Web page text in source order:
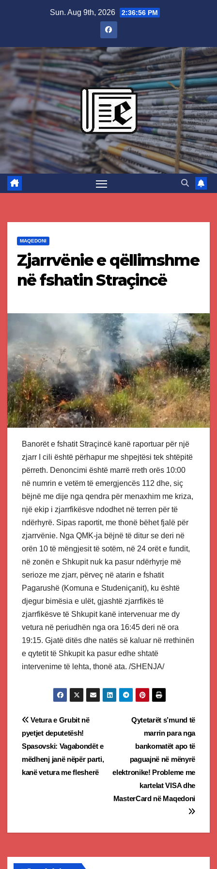
Sun. Aug 9th, 2026 2:36:57 PM
MAQEDONI
Zjarrvënie e qëllimshme
në fshatin Straçincë
Banorët e fshatit Straçincë kanë raportuar për një
zjarr I cili është përhapur me shpejtësi tek shtëpitë
përreth. Denoncimi është marrë rreth orës 10:00
në numrin e vetëm të emergjencës 112 dhe, siç
bëjnë me dije nga qendra për menaxhim me kriza,
një ekip i zjarrfikësve ndodhet në terren për të
ndërhyrë. Sipas raportit, me thonë bëhet fjalë për
zjarrvënie. Nga QMK-ja bëjnë të ditur se deri në
orën 10 të mëngjesit të sotëm, në 24 orët e fundit,
në zonën e Shkupit nuk ka pasur ndërhyrje më
serioze me zjarr, përveç në atarin e fshatit
Pagarushë (Komuna e Studeniçanit), ku është
djegur bimësia e ulët, gjashtë zjarrfikës të
zjarrfikësve të Shkupit kanë intervenuar me dy
vetura në periudhën nga ora 16:45 deri në ora
19:15. Gjatë ditës dhe natës së kaluar në rrethinën
e qytetit të Shkupit ka pasur edhe shtatë
intervenime të lehta, thonë ata. /SHENJA/
Post
navigation
Qytetarët s’mund të
marrin para nga
bankomatët apo të
paguajnë në mënyrë
elektronike! Probleme me
kartelat VISA dhe
MasterCard në Maqedoni
Vetura e Grubit në
pyetjet deputetësh!
Spasovski: Vagabondët e
mëdhenj janë nëpër parti,
kanë vetura me flesherë